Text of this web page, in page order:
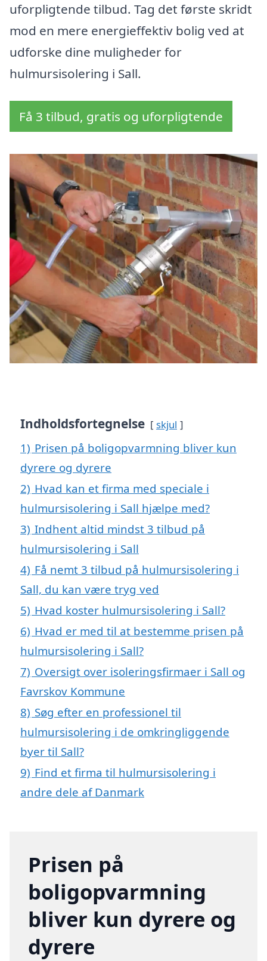
uforpligtende tilbud. Tag det første skridt
mod en mere energieffektiv bolig ved at
udforske dine muligheder for
hulmursisolering i Sall.
Få 3 tilbud, gratis og uforpligtende
Indholdsfortegnelse skjul
1) Prisen på boligopvarmning bliver kun
dyrere og dyrere
2) Hvad kan et firma med speciale i
hulmursisolering i Sall hjælpe med?
3) Indhent altid mindst 3 tilbud på
hulmursisolering i Sall
4) Få nemt 3 tilbud på hulmursisolering i
Sall, du kan være tryg ved
5) Hvad koster hulmursisolering i Sall?
6) Hvad er med til at bestemme prisen på
hulmursisolering i Sall?
7) Oversigt over isoleringsfirmaer i Sall og
Favrskov Kommune
8) Søg efter en professionel til
hulmursisolering i de omkringliggende
byer til Sall?
9) Find et firma til hulmursisolering i
andre dele af Danmark
Prisen på
boligopvarmning
bliver kun dyrere og
dyrere